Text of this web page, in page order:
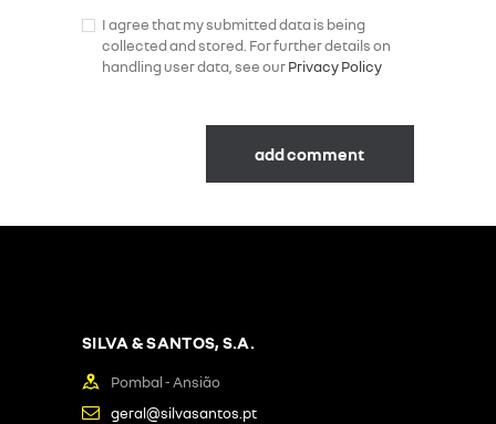
I agree that my submitted data is being
collected and stored. For further details on
handling user data, see ourPrivacy Policy
SILVA & SANTOS, S.A.
Pombal - Ansião
geral@silvasantos.pt